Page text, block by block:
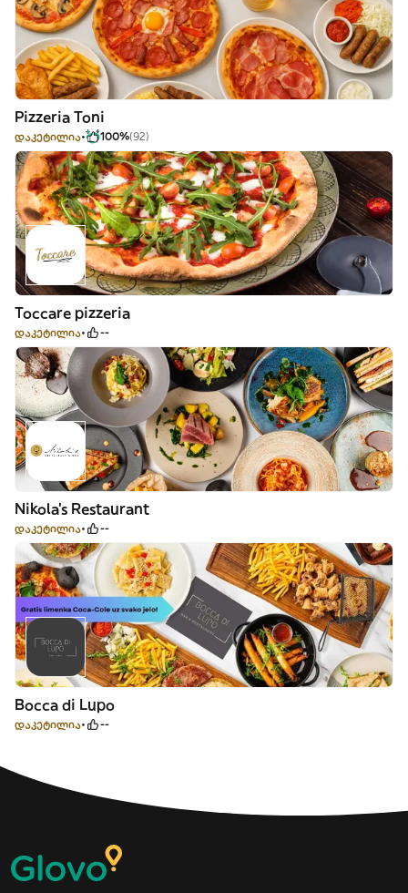
Pizzeria Toni
დაკეტილია 100%(92)
Toccare pizzeria
დაკეტილია --
Nikola's Restaurant
დაკეტილია --
Bocca di Lupo
დაკეტილია --